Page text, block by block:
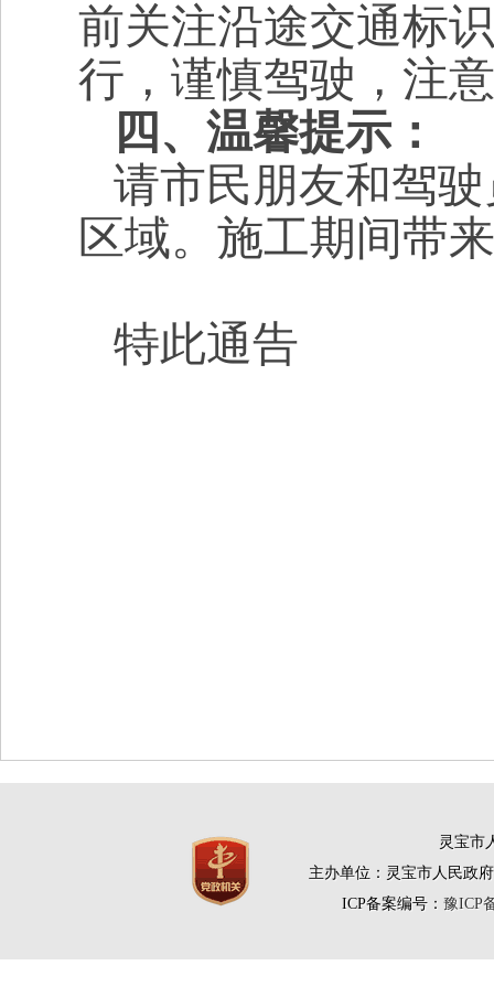
前关注沿途交通标
行，谨慎驾驶，注
四、 温馨提示 ：
请市民朋友和驾
区域。施工期间带
特此通告
灵宝市
主办单位：灵宝市人民政
ICP备案编号： 豫ICP